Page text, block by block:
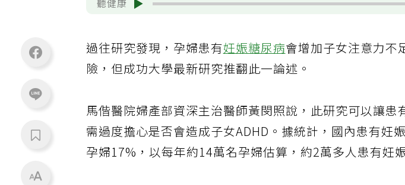
聽健康
過往研究發現，孕婦患有妊娠糖尿病會增加子女注意力不
險，但成功大學最新研究推翻此一論述。
馬偕醫院婦產部資深主治醫師黃閔照說，此研究可以讓患
需過度擔心是否會造成子女ADHD。據統計，國內患有妊
孕婦17%，以每年約14萬名孕婦估算，約2萬多人患有妊